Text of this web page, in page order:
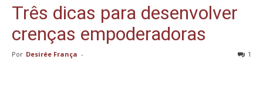
Três dicas para desenvolver
crenças empoderadoras
Por Desirée França - 1